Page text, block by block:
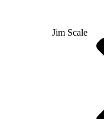
Jim Scale